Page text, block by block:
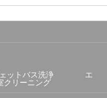
ジェットバス洗浄 エ
クリーニング